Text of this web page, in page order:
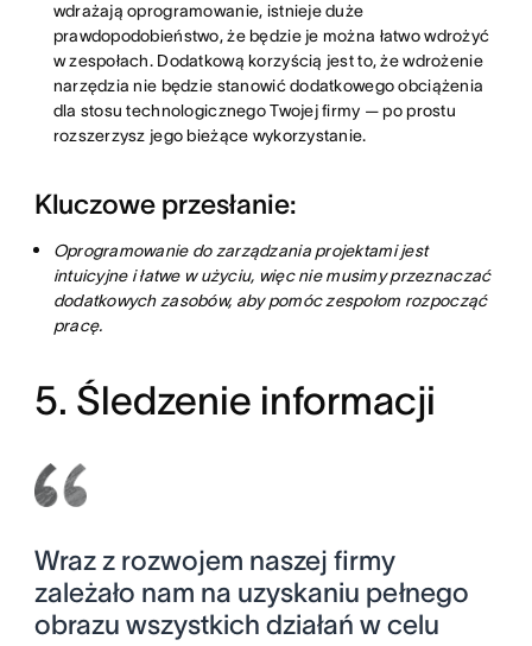
wdrażają oprogramowanie, istnieje duże
prawdopodobieństwo, że będzie je można łatwo wdrożyć
w zespołach. Dodatkową korzyścią jest to, że wdrożenie
narzędzia nie będzie stanowić dodatkowego obciążenia
dla stosu technologicznego Twojej firmy — po prostu
rozszerzysz jego bieżące wykorzystanie.
Kluczowe przesłanie:
Oprogramowanie do zarządzania projektami jest
intuicyjne i łatwe w użyciu, więc nie musimy przeznaczać
dodatkowych zasobów, aby pomóc zespołom rozpocząć
pracę.
5. Śledzenie informacji
Wraz z rozwojem naszej firmy
zależało nam na uzyskaniu pełnego
obrazu wszystkich działań w celu